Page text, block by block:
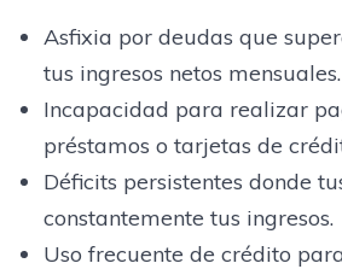
Asfixia por deudas que
tus ingresos netos mensuales.
Incapacidad para realizar
préstamos o tarjetas de
Déficits persistentes donde
constantemente tus ingresos.
Uso frecuente de crédito